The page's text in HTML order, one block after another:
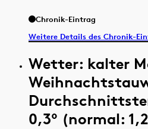
Chronik-Eintrag
Weitere Details des Chronik-
Wetter: kalter
0,3° (normal: